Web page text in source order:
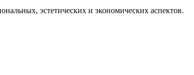
эстетических и экономических аспектов.